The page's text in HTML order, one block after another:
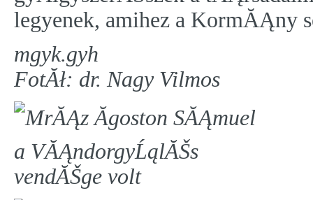
legyenek, amihez a KormĂĄny
mgyk.gyh
FotĂł: dr. Nagy Vilmos